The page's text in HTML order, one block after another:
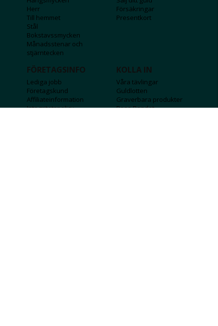
Herr
Till hemmet
Stål
Bokstavssmycken
Månadsstenar och
stjärntecken
Försäkringar
Presentkort
FÖRETAGSINFO
Lediga jobb
Företagskund
Affiliateinformation
Integritetspolicy
KOLLA IN
Våra tävlingar
Guldlotten
Graverbara produkter
Rosa Bandet